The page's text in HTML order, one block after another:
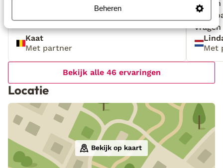
Beheren
mooie tuin, zes kamers waardoor het
mooie tuin, zes kamers waardoor het
Kaat
Met partner
geven.
Met
Bekijk alle 46 ervaringen
Locatie
Bekijk op kaart